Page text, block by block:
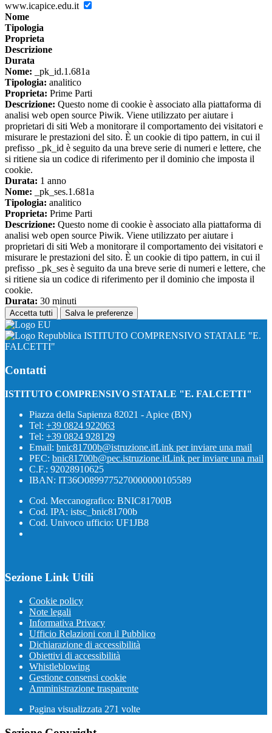
www.icapice.edu.it
Nome
Tipologia
Proprieta
Descrizione
Durata
Nome: _pk_id.1.681a
Tipologia: analitico
Proprieta: Prime Parti
Descrizione: Questo nome di cookie è associato alla piattaforma di
analisi web open source Piwik. Viene utilizzato per aiutare i
proprietari di siti Web a monitorare il comportamento dei visitatori e
misurare le prestazioni del sito. È un cookie di tipo pattern, in cui il
prefisso _pk_id è seguito da una breve serie di numeri e lettere, che
si ritiene sia un codice di riferimento per il dominio che imposta il
cookie.
Durata: 1 anno
Nome: _pk_ses.1.681a
Tipologia: analitico
Proprieta: Prime Parti
Descrizione: Questo nome di cookie è associato alla piattaforma di
analisi web open source Piwik. Viene utilizzato per aiutare i
proprietari di siti Web a monitorare il comportamento dei visitatori e
misurare le prestazioni del sito. È un cookie di tipo pattern, in cui il
prefisso _pk_ses è seguito da una breve serie di numeri e lettere, che
si ritiene sia un codice di riferimento per il dominio che imposta il
cookie.
Durata: 30 minuti
Accetta tutti Salva le preferenze
ISTITUTO COMPRENSIVO STATALE "E.
FALCETTI"
Contatti
ISTITUTO COMPRENSIVO STATALE "E. FALCETTI"
Piazza della Sapienza 82021 - Apice (BN)
Tel: +39 0824 922063
Tel: +39 0824 928129
Email: bnic81700b@istruzione.itLink per inviare una mail
PEC: bnic81700b@pec.istruzione.itLink per inviare una mail
C.F.: 92028910625
IBAN: IT36O0899775270000000105589
Cod. Meccanografico: BNIC81700B
Cod. IPA: istsc_bnic81700b
Cod. Univoco ufficio: UF1JB8
Sezione Link Utili
Cookie policy
Note legali
Informativa Privacy
Ufficio Relazioni con il Pubblico
Dichiarazione di accessibilità
Obiettivi di accessibilità
Whistleblowing
Gestione consensi cookie
Amministrazione trasparente
Pagina visualizzata 271 volte